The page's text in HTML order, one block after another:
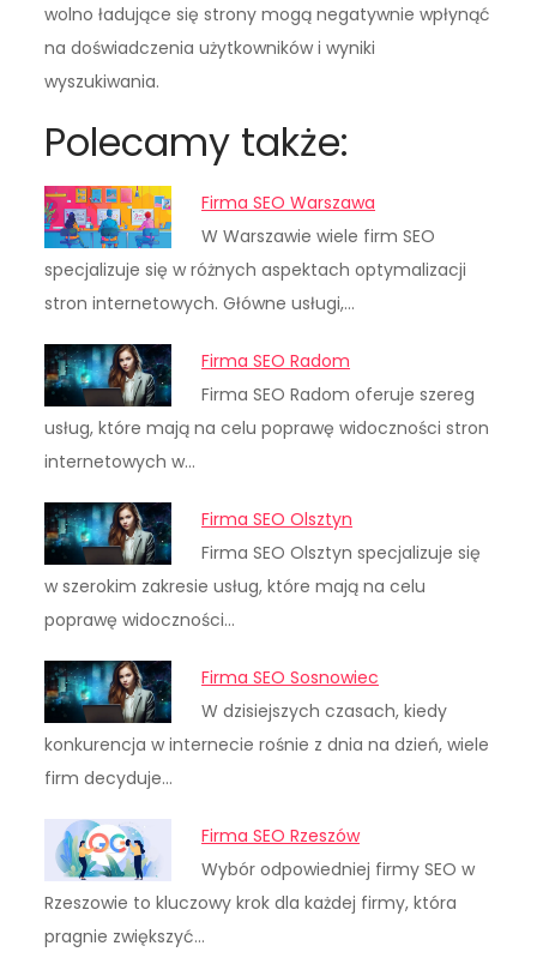
wolno ładujące się strony mogą negatywnie wpłynąć
na doświadczenia użytkowników i wyniki
wyszukiwania.
Polecamy także:
Firma SEO Warszawa
W Warszawie wiele firm SEO
specjalizuje się w różnych aspektach optymalizacji
stron internetowych. Główne usługi,…
Firma SEO Radom
Firma SEO Radom oferuje szereg
usług, które mają na celu poprawę widoczności stron
internetowych w…
Firma SEO Olsztyn
Firma SEO Olsztyn specjalizuje się
w szerokim zakresie usług, które mają na celu
poprawę widoczności…
Firma SEO Sosnowiec
W dzisiejszych czasach, kiedy
konkurencja w internecie rośnie z dnia na dzień, wiele
firm decyduje…
Firma SEO Rzeszów
Wybór odpowiedniej firmy SEO w
Rzeszowie to kluczowy krok dla każdej firmy, która
pragnie zwiększyć…